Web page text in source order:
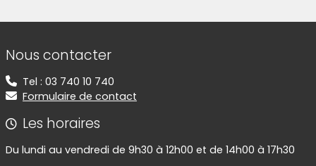
Informations de contact
Nous contacter
Tel : 03 740 10 740
Formulaire de contact
Les horaires
Du lundi au vendredi de 9h30 à 12h00 et de 14h00 à 17h30